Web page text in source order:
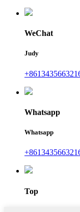
WeChat
Judy
Whatsapp
Whatsapp
Top